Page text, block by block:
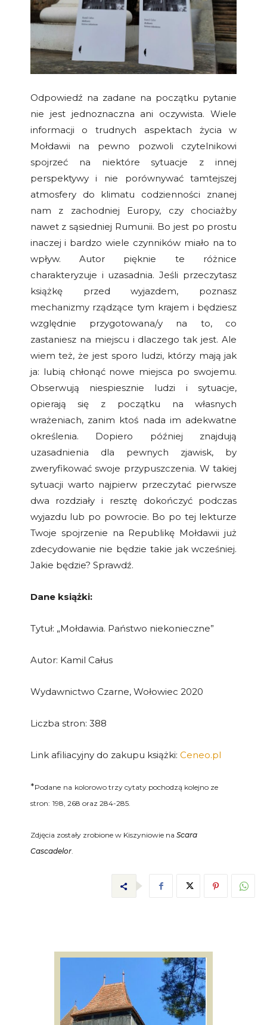
Odpowiedź na zadane na początku pytanie
nie jest jednoznaczna ani oczywista. Wiele
informacji o trudnych aspektach życia w
Mołdawii na pewno pozwoli czytelnikowi
spojrzeć na niektóre sytuacje z innej
perspektywy i nie porównywać tamtejszej
atmosfery do klimatu codzienności znanej
nam z zachodniej Europy, czy chociażby
nawet z sąsiedniej Rumunii. Bo jest po prostu
inaczej i bardzo wiele czynników miało na to
wpływ. Autor pięknie te różnice
charakteryzuje i uzasadnia. Jeśli przeczytasz
książkę przed wyjazdem, poznasz
mechanizmy rządzące tym krajem i będziesz
względnie przygotowana/y na to, co
zastaniesz na miejscu i dlaczego tak jest. Ale
wiem też, że jest sporo ludzi, którzy mają jak
ja: lubią chłonąć nowe miejsca po swojemu.
Obserwują niespiesznie ludzi i sytuacje,
opierają się z początku na własnych
wrażeniach, zanim ktoś nada im adekwatne
określenia. Dopiero później znajdują
uzasadnienia dla pewnych zjawisk, by
zweryfikować swoje przypuszczenia. W takiej
sytuacji warto najpierw przeczytać pierwsze
dwa rozdziały i resztę dokończyć podczas
wyjazdu lub po powrocie. Bo po tej lekturze
Twoje spojrzenie na Republikę Mołdawii już
zdecydowanie nie będzie takie jak wcześniej.
Jakie będzie? Sprawdź.
Dane książki:
Tytuł: „Mołdawia. Państwo niekonieczne”
Autor: Kamil Całus
Wydawnictwo Czarne, Wołowiec 2020
Liczba stron: 388
Link afiliacyjny do zakupu książki: Ceneo.pl
*Podane na kolorowo trzy cytaty pochodzą kolejno ze
stron: 198, 268 oraz 284-285.
Zdjęcia zostały zrobione w Kiszyniowie na Scara
Cascadelor.